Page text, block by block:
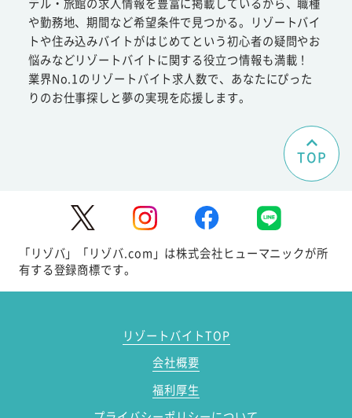
や勤務地、期間など希望条件で見つかる。リゾートバイ
トや住み込みバイトがはじめてという初心者の疑問やお
悩みなどリゾートバイトに関する役立つ情報も満載！
業界No.1のリゾートバイト求人数で、あなたにぴった
りのお仕事探しと夢の実現を応援します。
TOP
「リゾバ」「リゾバ.com」は株式会社ヒューマニックが所
有する登録商標です。
リゾートバイトTOP
会社概要
福利厚生